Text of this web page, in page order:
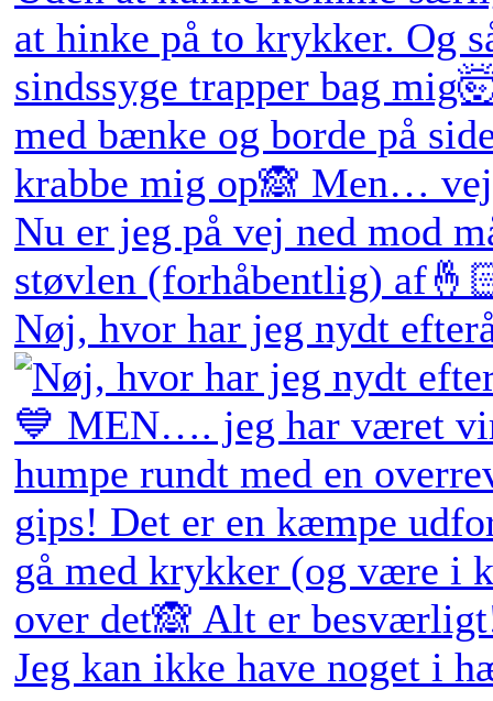
Nøj, hvor har jeg nydt